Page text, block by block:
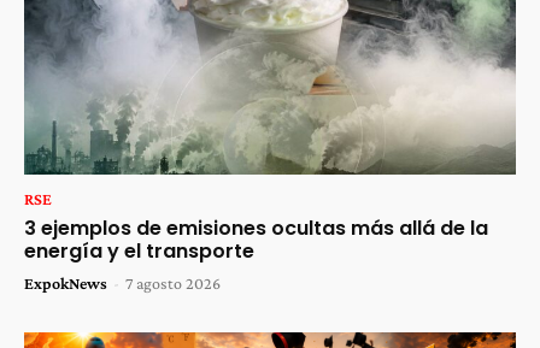
RSE
3 ejemplos de emisiones ocultas más allá de la
energía y el transporte
ExpokNews - 7 agosto 2026